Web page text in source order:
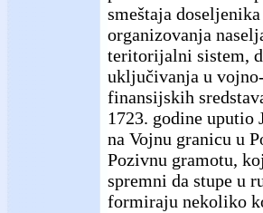
smeštaja
organizovanja
teritorijalni sistem,
uključivanja u
finansijskih
1723. godine uputio
na Vojnu granicu u
Pozivnu gramotu,
spremni da stupe u
formiraju nekoliko